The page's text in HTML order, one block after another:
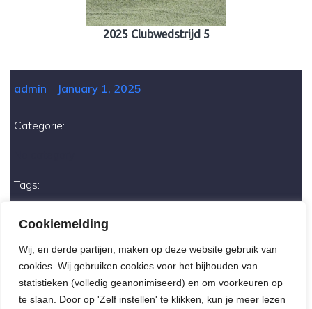
Cookiemelding
Wij, en derde partijen, maken op deze website gebruik van
cookies. Wij gebruiken cookies voor het bijhouden van
statistieken (volledig geanonimiseerd) en om voorkeuren op
te slaan. Door op 'Zelf instellen' te klikken, kun je meer lezen
2025 Clubwedstrijd 5
admin | January 1, 2025
Categorie:
Tags:
Previous